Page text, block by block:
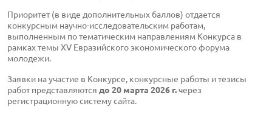
Приоритет (в виде дополнительных баллов) отдается
конкурсным научно-исследовательским работам,
выполненным по тематическим направлениям Конкурса в
рамках темы ХV Евразийского экономического форума
молодежи.
Заявки на участие в Конкурсе, конкурсные работы и тезисы
работ представляются до 20 марта 2026 г.через
регистрационную систему сайта.